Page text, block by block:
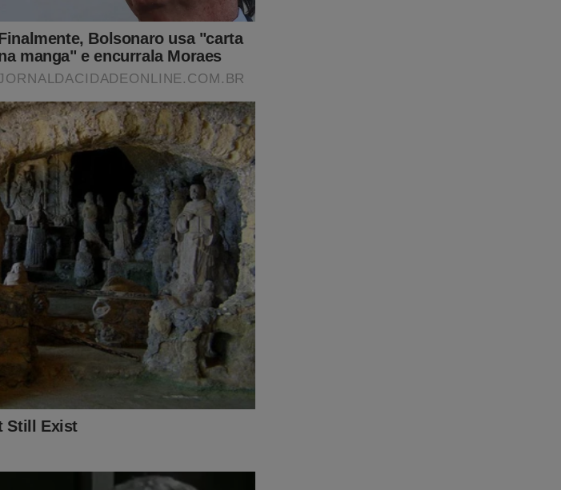
apresentacao
de Moraes ganhou força. Certamente,
a cruel perseguição contra o ex-
para o "terror" do "sistema", tudo
- A Volta à Cena do
Caso tenha interesse, clique no link abaixo
o-fantasma-do-alvorada-a-volta-a-